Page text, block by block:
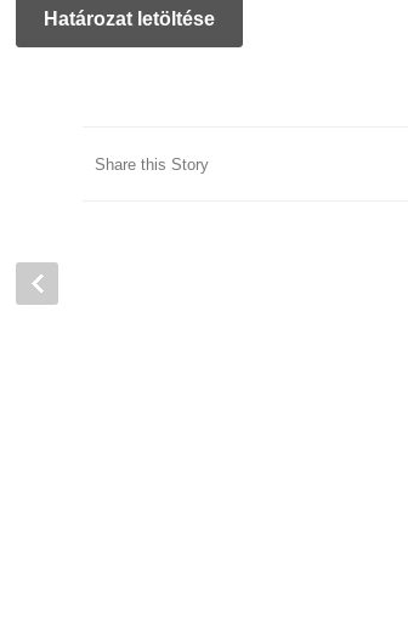
Határozat letöltése
Share this Story